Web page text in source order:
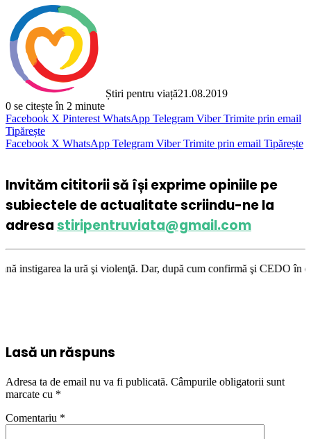
Știri pentru viață21.08.2019
0 se citește în 2 minute
Facebook X Pinterest WhatsApp Telegram Viber Trimite prin email
Tipărește
Facebook X WhatsApp Telegram Viber Trimite prin email Tipărește
Invităm cititorii să își exprime opiniile pe
subiectele de actualitate scriindu-ne la
adresastiripentruviata@gmail.com
ură şi violenţă. Dar, după cum confirmă şi CEDO în cazul
Lasă un răspuns
Adresa ta de email nu va fi publicată. Câmpurile obligatorii sunt
marcate cu *
Comentariu *